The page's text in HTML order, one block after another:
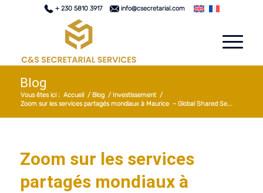
+ 230 5810 3917 info@csecretarial.com
Blog
Vous êtes ici : Accueil / Blog / Investissement /
Zoom sur les services partagés mondiaux à Maurice – Global Shared Se...
Zoom sur les services
partagés mondiaux à